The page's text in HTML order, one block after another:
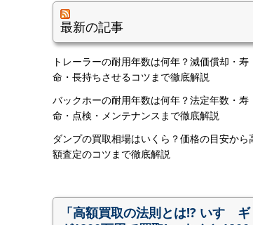
最新の記事
トレーラーの耐用年数は何年？減価償却・寿
命・長持ちさせるコツまで徹底解説
バックホーの耐用年数は何年？法定年数・寿
命・点検・メンテナンスまで徹底解説
ダンプの買取相場はいくら？価格の目安から
額査定のコツまで徹底解説
「高額買取の法則とは!? いすゞギ